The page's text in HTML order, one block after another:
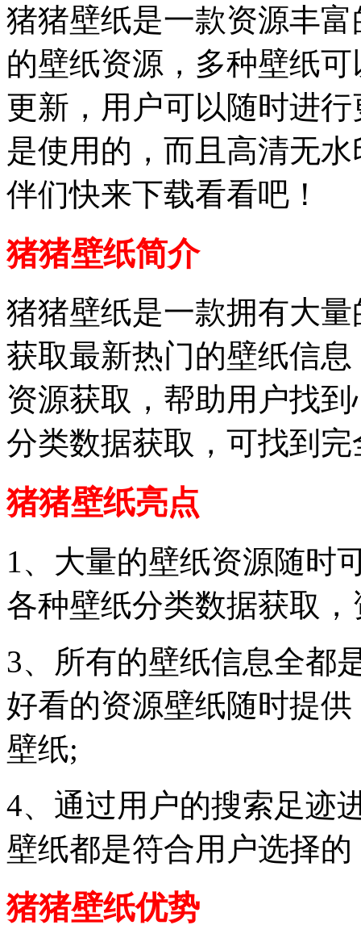
猪猪壁纸是一款资源丰
的壁纸资源，多种壁纸
更新，用户可以随时进
是使用的，而且高清无
伴们快来下载看看吧！
猪猪壁纸简介
猪猪壁纸是一款拥有大
获取最新热门的壁纸信
资源获取，帮助用户找
分类数据获取，可找到
猪猪壁纸亮点
1、大量的壁纸资源随时
各种壁纸分类数据获取
3、所有的壁纸信息全都
好看的资源壁纸随时提
壁纸;
4、通过用户的搜索足迹
壁纸都是符合用户选择
猪猪壁纸优势